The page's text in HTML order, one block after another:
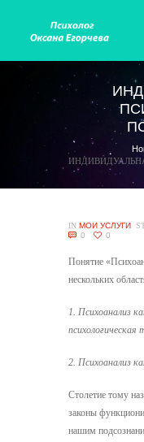
IN МОИ УСЛУГИ
0
0
Понятие
нескольких
1. Психоанализ
психологическая
2. Психоанализ
Столетие тому
законы
нашим